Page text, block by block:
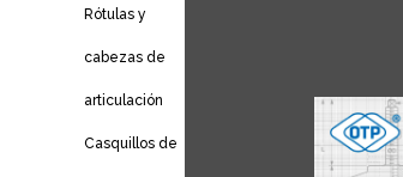
Rótulas y
cabezas de
articulación
Casquillos de